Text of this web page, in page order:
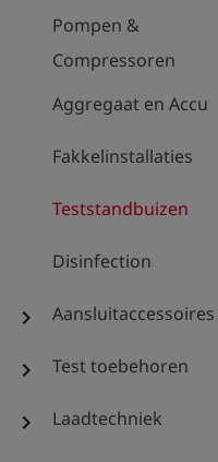
Pompen &
Compressoren
Aggregaat en Accu
Fakkelinstallaties
Teststandbuizen
Disinfection
chevron_right Aansluitaccessoires
chevron_right Test toebehoren
chevron_right Laadtechniek